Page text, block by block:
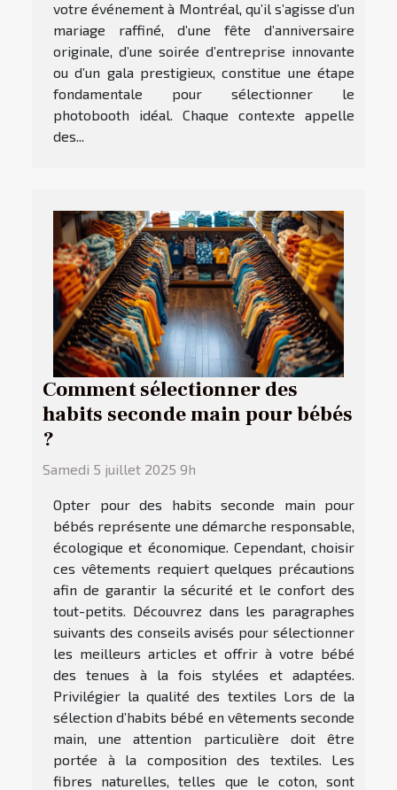
votre événement à Montréal, qu’il s’agisse d’un
mariage raffiné, d’une fête d’anniversaire
originale, d’une soirée d’entreprise innovante
ou d’un gala prestigieux, constitue une étape
fondamentale pour sélectionner le
photobooth idéal. Chaque contexte appelle
des...
Comment sélectionner des
habits seconde main pour bébés
?
Samedi 5 juillet 2025 9h
Opter pour des habits seconde main pour
bébés représente une démarche responsable,
écologique et économique. Cependant, choisir
ces vêtements requiert quelques précautions
afin de garantir la sécurité et le confort des
tout-petits. Découvrez dans les paragraphes
suivants des conseils avisés pour sélectionner
les meilleurs articles et offrir à votre bébé
des tenues à la fois stylées et adaptées.
Privilégier la qualité des textiles Lors de la
sélection d’habits bébé en vêtements seconde
main, une attention particulière doit être
portée à la composition des textiles. Les
fibres naturelles, telles que le coton, sont